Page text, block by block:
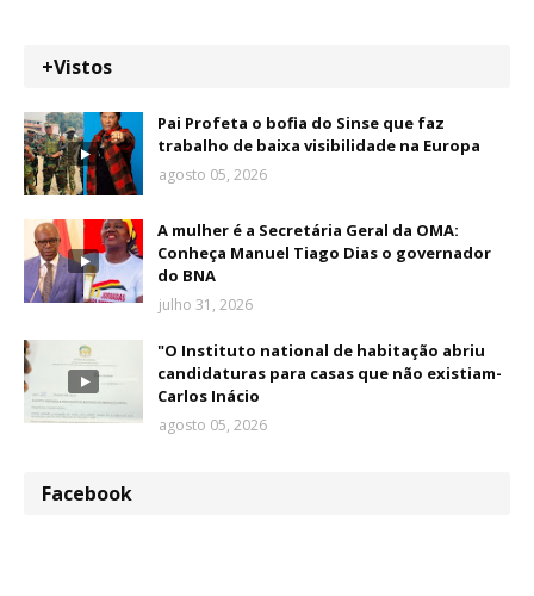
+Vistos
Pai Profeta o bofia do Sinse que faz
trabalho de baixa visibilidade na Europa
agosto 05, 2026
A mulher é a Secretária Geral da OMA:
Conheça Manuel Tiago Dias o governador
do BNA
julho 31, 2026
"O Instituto national de habitação abriu
candidaturas para casas que não existiam-
Carlos Inácio
agosto 05, 2026
Facebook